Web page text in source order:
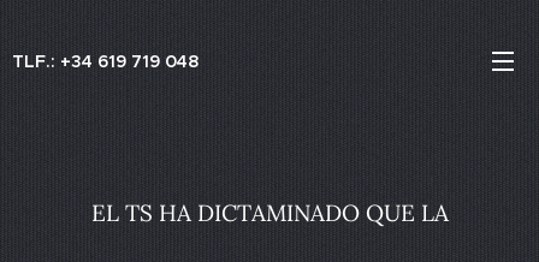
TLF.: +34 619 719 048
EL TS HA DICTAMINADO QUE LA